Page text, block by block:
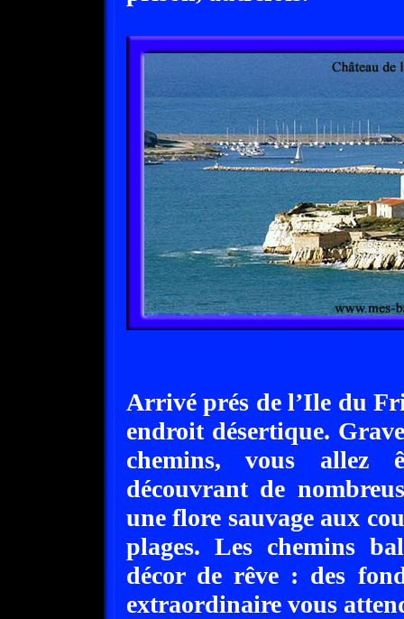
Arrivé prés de l’Ile du
endroit désertique.
chemins, vous allez
découvrant de
une flore sauvage aux
plages. Les chemins
décor de rêve : des
extraordinaire vous